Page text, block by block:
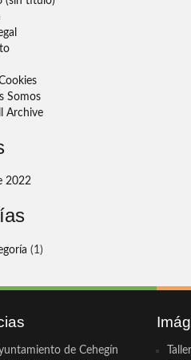
Somos
Archive
2022
(1)
de Cehegín